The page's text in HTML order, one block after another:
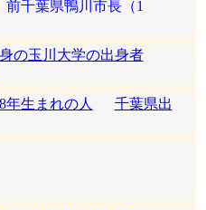
千葉県鴨川市長（1
の玉川大学の出身者
年生まれの人
千葉県出